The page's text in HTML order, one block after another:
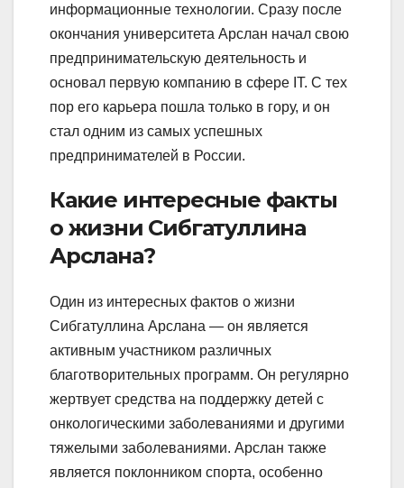
информационные технологии. Сразу после
окончания университета Арслан начал свою
предпринимательскую деятельность и
основал первую компанию в сфере IT. С тех
пор его карьера пошла только в гору, и он
стал одним из самых успешных
предпринимателей в России.
Какие интересные факты
о жизни Сибгатуллина
Арслана?
Один из интересных фактов о жизни
Сибгатуллина Арслана — он является
активным участником различных
благотворительных программ. Он регулярно
жертвует средства на поддержку детей с
онкологическими заболеваниями и другими
тяжелыми заболеваниями. Арслан также
является поклонником спорта, особенно